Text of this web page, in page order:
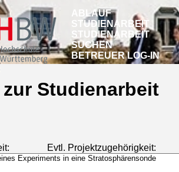
ABLAUF
STUDIENARBEIT
STUDIENARBEIT
SUCHEN
BETREUER LOG-IN
Studienarbeit
Evtl. Projektzugehörigkeit: